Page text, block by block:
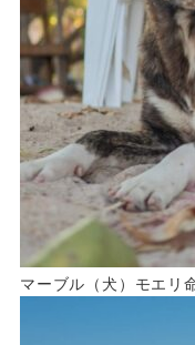
マーブル（犬）モエリ